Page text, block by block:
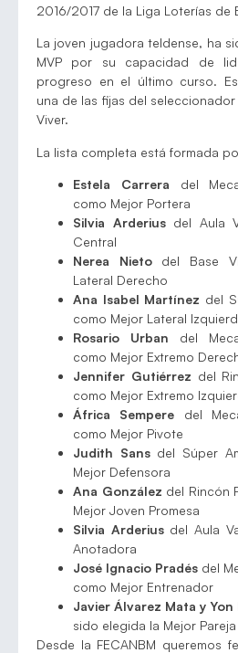
2016/2017 de la Liga Loterías de
La joven jugadora teldense, ha
MVP por su capacidad de
progreso en el último curso.
una de las fijas del
Viver.
La lista completa está formada
Estela Carrera del
como Mejor Portera
Silvia Arderiusdel Aula
Central
Nerea Nietodel Base
Lateral Derecho
Ana Isabel Martínez del
como Mejor Lateral
Rosario Urban del
como Mejor Extremo
Jennifer Gutiérrez del
como Mejor Extremo
África Sempere del
como Mejor Pivote
Judith Sans del Súper
Mejor Defensora
Ana González del Rincón
Mejor Joven Promesa
Silvia Arderiusdel Aula
Anotadora
José Ignacio Pradés del
como Mejor Entrenador
Javier Álvarez Mata y
sido elegida la Mejor
Desde la FECANBM queremos